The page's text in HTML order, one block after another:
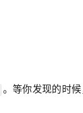
。等你发现的时